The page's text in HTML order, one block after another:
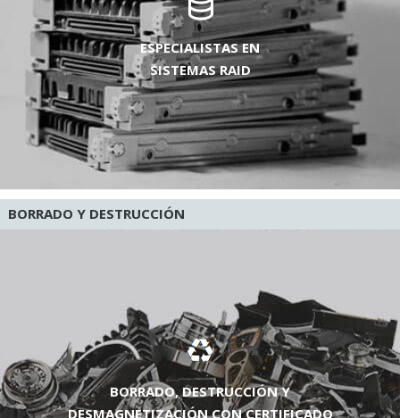
ESPECIALISTAS EN
SISTEMAS RAID
BORRADO Y DESTRUCCIÓN
BORRADO, DESTRUCCIÓN Y
DESMAGNETIZACIÓN CON CERTIFICADO